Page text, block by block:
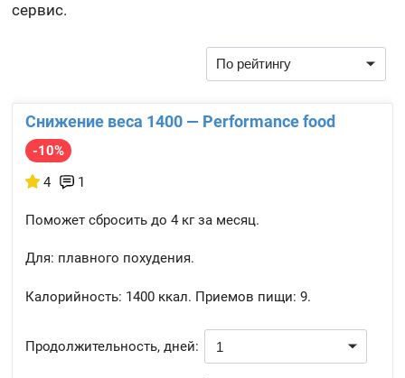
сервис.
Снижение веса 1400 — Performance food
-10%
4
1
Поможет сбросить до 4 кг за месяц.
Для: плавного похудения.
Калорийность: 1400 ккал. Приемов пищи: 9.
Продолжительность, дней: